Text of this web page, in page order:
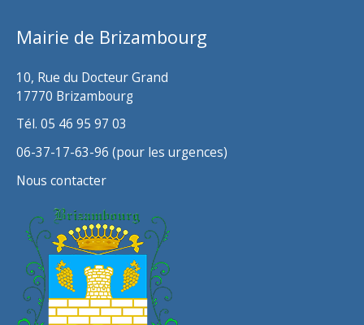
Mairie de Brizambourg
10, Rue du Docteur Grand
17770 Brizambourg
Tél. 05 46 95 97 03
06-37-17-63-96 (pour les urgences)
Nous contacter